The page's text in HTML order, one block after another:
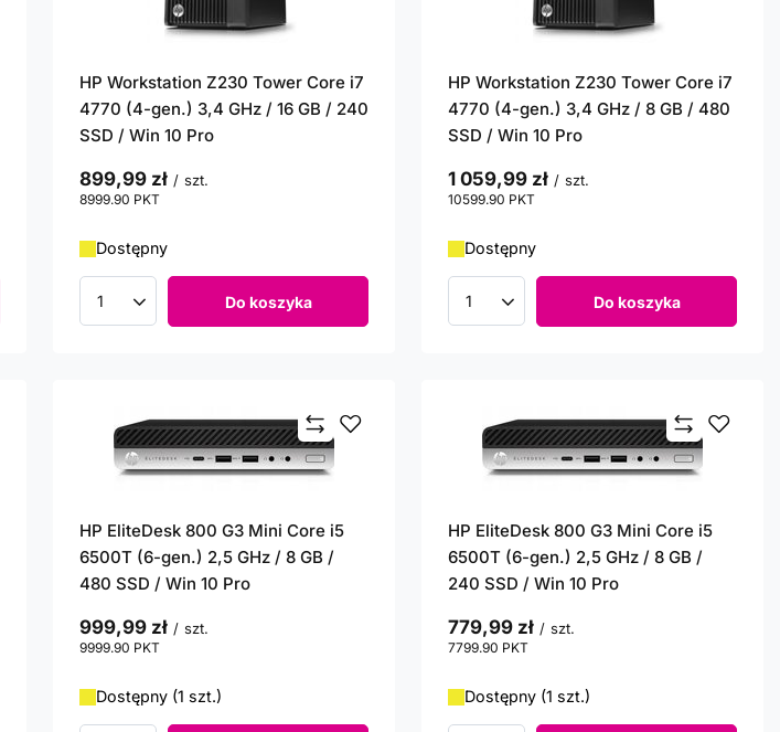
HP Workstation Z230 Tower Core i7
4770 (4-gen.) 3,4 GHz / 16 GB / 240
SSD / Win 10 Pro
899,99 zł / szt.
8999.90 PKT
Dostępny
Ilość produktów Do koszyka
HP Workstation Z230 Tower Core i7
4770 (4-gen.) 3,4 GHz / 8 GB / 480
SSD / Win 10 Pro
1 059,99 zł / szt.
10599.90 PKT
Dostępny
Ilość produktów Do koszyka
HP EliteDesk 800 G3 Mini Core i5
6500T (6-gen.) 2,5 GHz / 8 GB /
480 SSD / Win 10 Pro
999,99 zł / szt.
9999.90 PKT
Dostępny (1 szt.)
HP EliteDesk 800 G3 Mini Core i5
6500T (6-gen.) 2,5 GHz / 8 GB /
240 SSD / Win 10 Pro
779,99 zł / szt.
7799.90 PKT
Dostępny (1 szt.)